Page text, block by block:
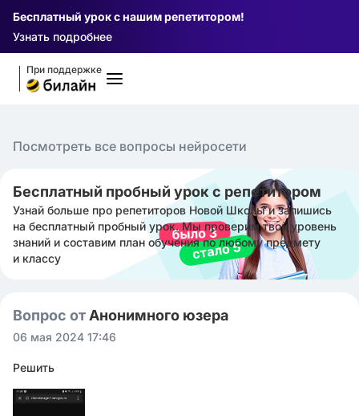
Бесплатный урок с нашим репетитором!
Узнать подробнее
При поддержке
Посмотреть все вопросы нейросети
Бесплатный пробный урок с репетитором
Узнай больше про репетиторов Новой Школы и запишись
на бесплатный пробный урок. Мы проверим твой уровень
знаний и составим план обучения по любому предмету
и классу
Вопрос от Анонимного юзера
06 мая 2024 17:46
Решить